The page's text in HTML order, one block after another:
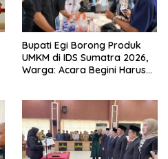
Bupati Egi Borong Produk
UMKM di IDS Sumatra 2026,
Warga: Acara Begini Harus